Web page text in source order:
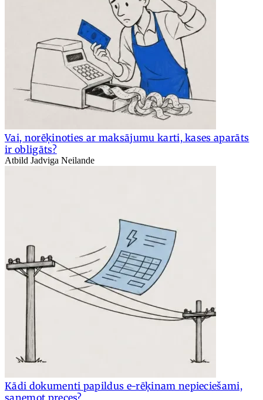
Vai, norēķinoties ar maksājumu karti, kases aparāts
ir obligāts?
Atbild Jadviga Neilande
Kādi dokumenti papildus e-rēķinam nepieciešami,